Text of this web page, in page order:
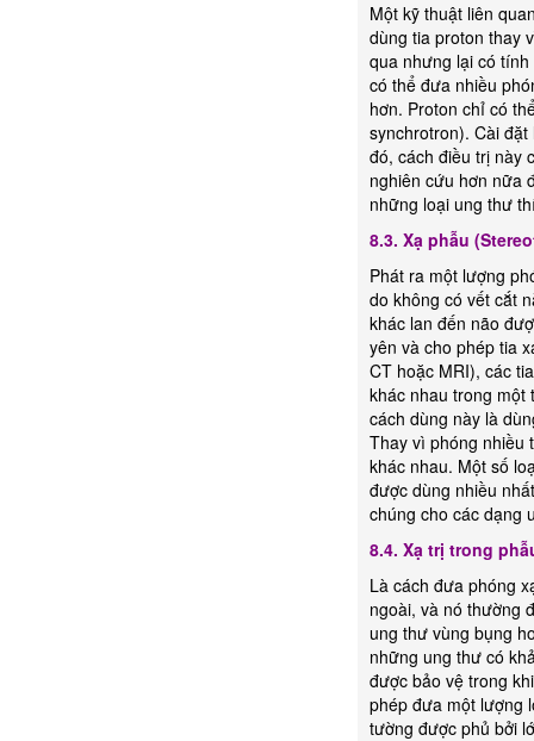
Một kỹ thuật liên
dùng tia proton thay
qua nhưng lại có
có thể đưa nhiều
hơn. Proton chỉ có
synchrotron). Cài
đó, cách điều trị này
nghiên cứu hơn nữa
những loại ung thư
8.3. Xạ phẫu
Phát ra một lượng
do không có vết cắt
khác lan đến não
yên và cho phép tia
CT hoặc MRI), các
khác nhau trong một
cách dùng này là
Thay vì phóng nhiều
khác nhau. Một số
được dùng nhiều
chúng cho các dạng
8.4. Xạ trị trong
Là cách đưa phóng
ngoài, và nó thường
ung thư vùng bụng
những ung thư có
được bảo vệ trong
phép đưa một lượng
tường được phủ bởi